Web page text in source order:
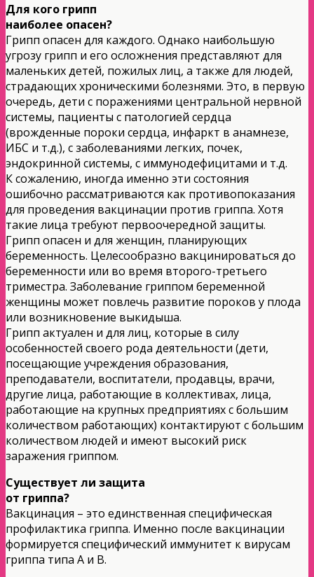
Для кого грипп
наиболее опасен?
Грипп опасен для каждого. Однако наибольшую
угрозу грипп и его осложнения представляют для
маленьких детей, пожилых лиц, а также для людей,
страдающих хроническими болезнями. Это, в первую
очередь, дети с поражениями центральной нервной
системы, пациенты с патологией сердца
(врожденные пороки сердца, инфаркт в анамнезе,
ИБС и т.д.), с заболеваниями легких, почек,
эндокринной системы, с иммунодефицитами и т.д.
К сожалению, иногда именно эти состояния
ошибочно рассматриваются как противопоказания
для проведения вакцинации против гриппа. Хотя
такие лица требуют первоочередной защиты.
Грипп опасен и для женщин, планирующих
беременность. Целесообразно вакцинироваться до
беременности или во время второго-третьего
триместра. Заболевание гриппом беременной
женщины может повлечь развитие пороков у плода
или возникновение выкидыша.
Грипп актуален и для лиц, которые в силу
особенностей своего рода деятельности (дети,
посещающие учреждения образования,
преподаватели, воспитатели, продавцы, врачи,
другие лица, работающие в коллективах, лица,
работающие на крупных предприятиях с большим
количеством работающих) контактируют с большим
количеством людей и имеют высокий риск
заражения гриппом.
Существует ли защита
от гриппа?
Вакцинация – это единственная специфическая
профилактика гриппа. Именно после вакцинации
формируется специфический иммунитет к вирусам
гриппа типа А и В.